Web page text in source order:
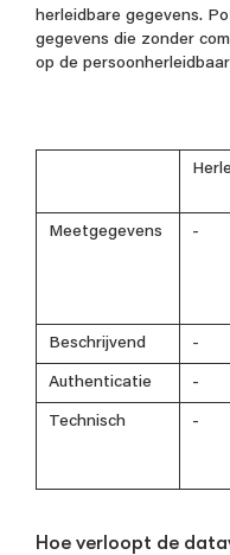
herleidbare gegevens.
gegevens die zonder
op de
Meetgegevens -
Beschrijvend -
Authenticatie -
Technisch -
Hoe verloopt de